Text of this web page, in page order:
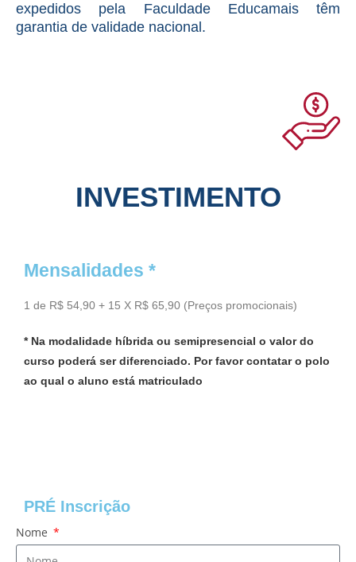
expedidos pela Faculdade Educamais têm
garantia de validade nacional.
INVESTIMENTO
Mensalidades *
1 de R$ 54,90 + 15 X R$ 65,90 (Preços promocionais)
* Na modalidade híbrida ou semipresencial o valor do
curso poderá ser diferenciado. Por favor contatar o polo
ao qual o aluno está matriculado
PRÉ Inscrição
Nome